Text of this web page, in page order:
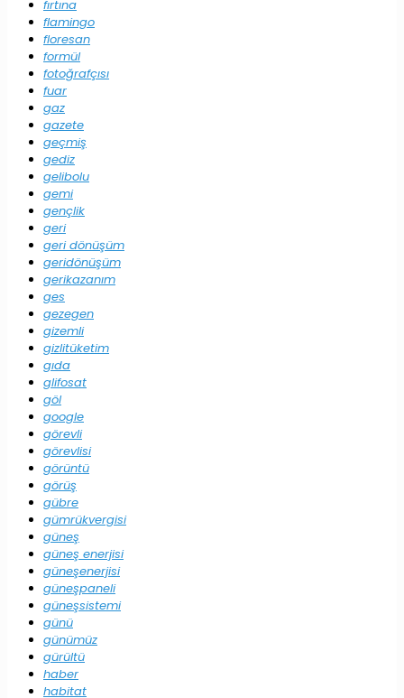
fırtına
flamingo
floresan
formül
fotoğrafçısı
fuar
gaz
gazete
geçmiş
gediz
gelibolu
gemi
gençlik
geri
geri dönüşüm
geridönüşüm
gerikazanım
ges
gezegen
gizemli
gizlitüketim
gıda
glifosat
göl
google
görevli
görevlisi
görüntü
görüş
gübre
gümrükvergisi
güneş
güneş enerjisi
güneşenerjisi
güneşpaneli
güneşsistemi
günü
günümüz
gürültü
haber
habitat